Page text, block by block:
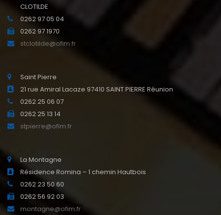
CLOTILDE
0262 97 05 04
0262 97 1970
stclotilde@ofim.fr
Saint Pierre
21 rue Amiral Lacaze 97410 SAINT PIERRE Réunion
0262 25 06 07
0262 25 13 14
stpierre@ofim.fr
La Montagne
Résidence Romina – 1 chemin Hautbois
0262 23 50 60
0262 56 92 03
montagne@ofim.fr